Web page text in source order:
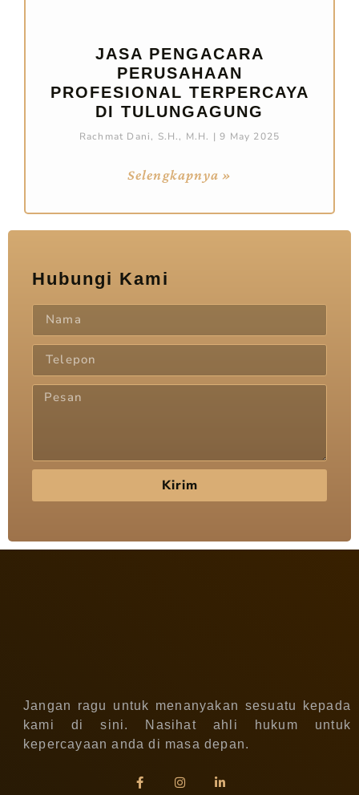
JASA PENGACARA
PERUSAHAAN
PROFESIONAL TERPERCAYA
DI TULUNGAGUNG
Rachmat Dani, S.H., M.H. 9 May 2025
Selengkapnya »
Hubungi Kami
Kirim
Jangan ragu untuk menanyakan sesuatu kepada
kami di sini. Nasihat ahli hukum untuk
kepercayaan anda di masa depan.